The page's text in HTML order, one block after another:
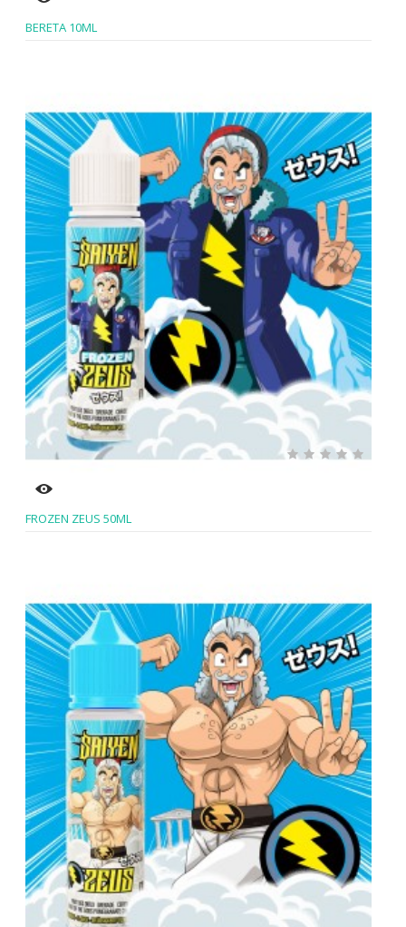
BERETA 10ML
FROZEN ZEUS 50ML